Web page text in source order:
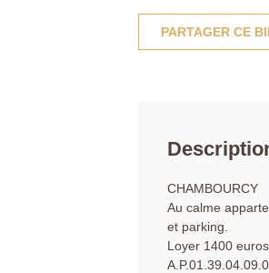
PARTAGER CE
CHAMBOURCY
Au calme
et parking.
Loyer 1400